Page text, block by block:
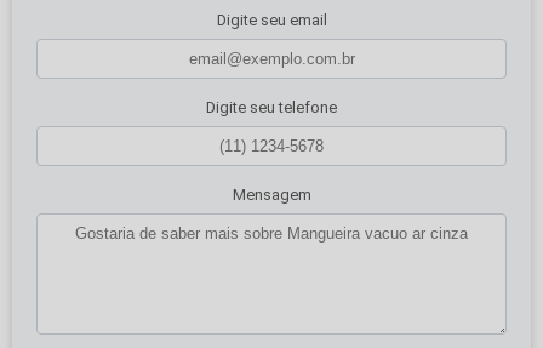
Digite seu email
Digite seu telefone
Mensagem